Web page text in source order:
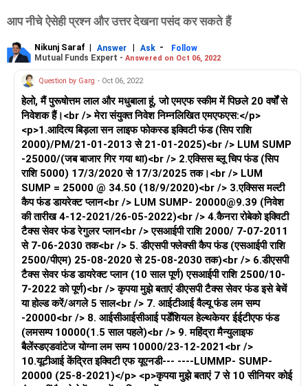
आप नीचे ऐसेही प्रश्न और उत्तर देखना पसंद कर सकते हैं
Nikunj Saraf | Answer | Ask -
Follow
Mutual Funds Expert - Answered on Oct 06, 2022
Question by Garg - Oct 06, 2022
हेलो, मैं पुरूषोत्तम लाल और मधुबाला हूं, जो एमएफ स्कीम में पिछले 20 वर्षों से
निवेशक हैं।<br /> मेरा संयुक्त निवेश निम्नलिखित एमएफएस:</p>
<p>1.आदित्य बिड़ला सन लाइफ फोकस्ड इक्विटी फंड (सिप राशि
2000)/PM/21-01-2013 से 21-01-2025)<br /> LUM SUMP
-25000/(जब बाजार गिर गया था)<br /> 2.एक्सिस ब्लू चिप फंड (सिप
राशि 5000) 17/3/2020 से 17/3/2025 तक।<br /> LUM
SUMP = 25000 @ 34.50 (18/9/2020)<br /> 3.एक्सिस मल्टी
कैप फंड डायरेक्ट प्लान<br /> LUM SUMP- 20000@9.39 (निवेश
की तारीख 4-12-2021/26-05-2022)<br /> 4.कैनरा रोबेको इक्विटी
टैक्स सेवर फंड रेगुलर प्लान<br /> एसआईपी राशि 2000/ 7-07-2011
से 7-06-2030 तक<br /> 5. डीएसपी फ्लेक्सी कैप फंड (एसआईपी राशि
2500/पीएम) 25-08-2020 से 25-08-2030 तक)<br /> 6.डीएसपी
टैक्स सेवर फंड डायरेक्ट प्लान (10 साल पूर्ण) एसआईपी राशि 2500/10-
7-2022 को पूर्ण)<br /> कृपया मुझे बताएं डीएसपी टैक्स सेवर फंड इसे बेचें
या होल्ड करें/अगले 5 साल<br /> 7. आईटीआई वैल्यू फंड लम सम्प
-20000<br /> 8. आईसीआईसीआई पर्डेंशियल हेल्थकेयर ईईटीएफ फंड
(लमसम्प 10000(1.5 साल पहले)<br /> 9. महिंद्रा मैन्युलाइफ
बैलेंस्डएडवांटेज योग्ना लम सम्प 10000/23-12-2021<br />
10.यूटीआई केंद्रित इक्विटी एफ यूएनडी--- ----LUMMP- SUMP-
20000 (25-8-2021)</p> <p>कृपया मुझे बताएं 7 से 10 सीनियर कोई